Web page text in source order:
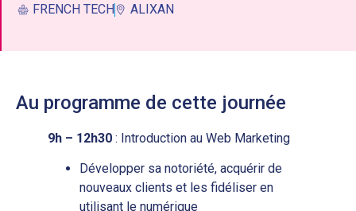
FRENCH TECH ALIXAN
Au programme de cette journée
9h – 12h30 : Introduction au Web Marketing
Développer sa notoriété, acquérir de
nouveaux clients et les fidéliser en
utilisant le numérique